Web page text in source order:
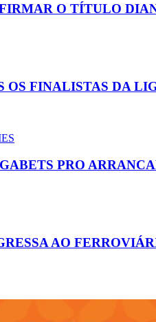
O TÍTULO
FINALISTAS DA
PRO
AO